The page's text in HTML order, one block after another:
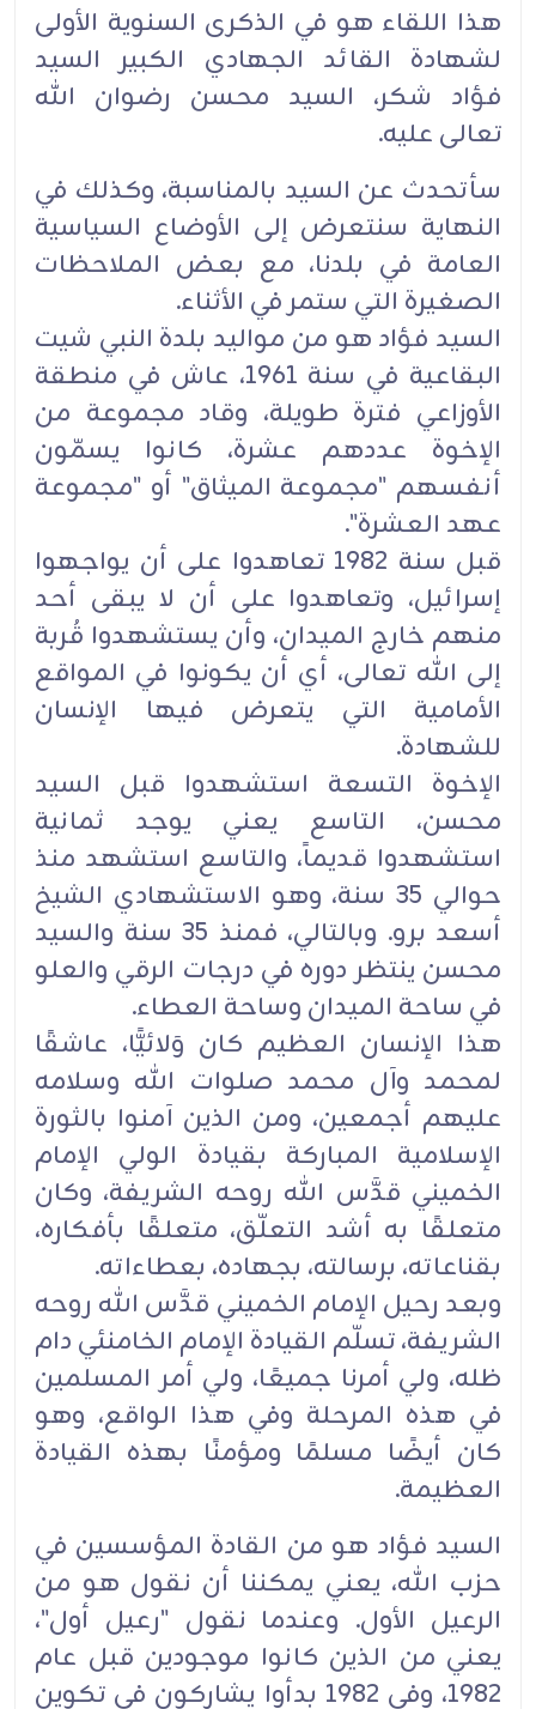
هذا اللقاء هو في الذكرى السنوية الأولى
لشهادة القائد الجهادي الكبير السيد
فؤاد شكر، السيد محسن رضوان ‏الله
تعالى عليه.‏
سأتحدث عن السيد بالمناسبة، وكذلك في
النهاية سنتعرض إلى الأوضاع السياسية
العامة في بلدنا، مع بعض ‏الملاحظات
الصغيرة التي ستمر في الأثناء.‏
السيد فؤاد هو من مواليد بلدة النبي شيت
البقاعية في سنة 1961، عاش في منطقة
الأوزاعي فترة طويلة، ‏وقاد مجموعة من
الإخوة عددهم عشرة، كانوا يسمّون
أنفسهم "مجموعة الميثاق" أو "مجموعة
عهد ‏العشرة".‏
قبل سنة 1982 تعاهدوا على أن يواجهوا
إسرائيل، وتعاهدوا على أن لا يبقى أحد
منهم خارج الميدان، وأن ‏يستشهدوا قُربة
إلى الله تعالى، أي أن يكونوا في المواقع
الأمامية التي يتعرض فيها الإنسان
للشهادة.‏
الإخوة التسعة استشهدوا قبل السيد
محسن، التاسع يعني يوجد ثمانية
استشهدوا قديماً، والتاسع استشهد منذ
‏حوالي 35 سنة، وهو الاستشهادي الشيخ
أسعد برو. وبالتالي، فمنذ 35 سنة والسيد
محسن ينتظر دوره في ‏درجات الرقي والعلو
في ساحة الميدان وساحة العطاء.‏
هذا الإنسان العظيم كان وَلائيًّا، عاشقًا
لمحمد وآل محمد صلوات الله وسلامه
عليهم أجمعين، ومن الذين آمنوا ‏بالثورة
الإسلامية المباركة بقيادة الولي الإمام
الخميني قدَّس الله روحه الشريفة، وكان
متعلقًا به أشد التعلّق، ‏متعلقًا بأفكاره،
بقناعاته، برسالته، بجهاده، بعطاءاته.‏
وبعد رحيل الإمام الخميني قدَّس الله روحه
الشريفة، تسلّم القيادة الإمام الخامنئي دام
ظله، ولي أمرنا جميعًا، ‏ولي أمر المسلمين
في هذه المرحلة وفي هذا الواقع، وهو
كان أيضًا مسلمًا ومؤمنًا بهذه القيادة
العظيمة.‏
السيد فؤاد هو من القادة المؤسسين في
حزب الله، يعني يمكننا أن نقول هو من
الرعيل الأول. وعندما نقول ‌‏"رعيل أول"،
يعني من الذين كانوا موجودين قبل عام
1982، وفي 1982 بدأوا يشاركون في تكوين